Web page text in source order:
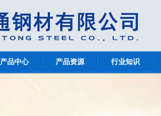
产品中心 产品资源 行业知识